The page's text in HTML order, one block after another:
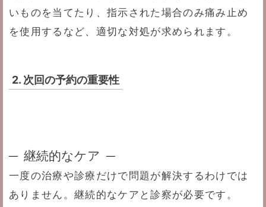
いものを当てたり、指示された場合のみ痛み止め
を使用するなど、適切な対処が求められます。
2. 次回の予約の重要性
継続的なケア
一度の治療や診療だけで問題が解決するわけでは
ありません。継続的なケアと診察が必要です。